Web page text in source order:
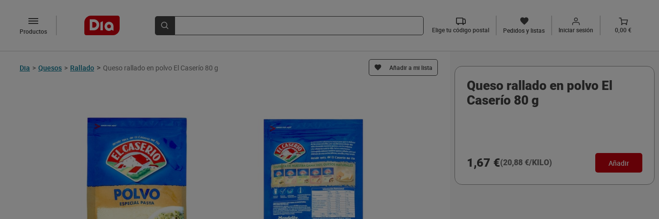
Productos Elige tu código postal Pedidos y listas Iniciar sesión 0,00 €
Dia > Quesos > Rallado > Queso rallado en polvo El Caserío 80 g Añadir a mi lista
Queso rallado en polvo El
Caserío 80 g
1,67 €(20,88 €/KILO) Añadir